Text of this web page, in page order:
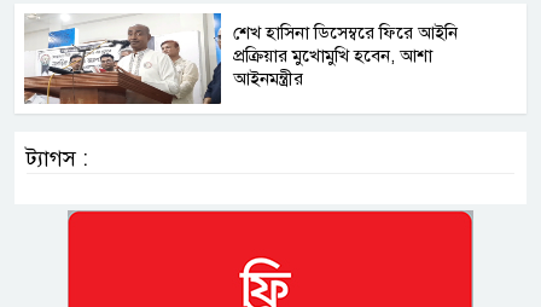
শেখ হাসিনা ডিসেম্বরে ফিরে আইনি
প্রক্রিয়ার মুখোমুখি হবেন, আশা
আইনমন্ত্রীর
ট্যাগস :